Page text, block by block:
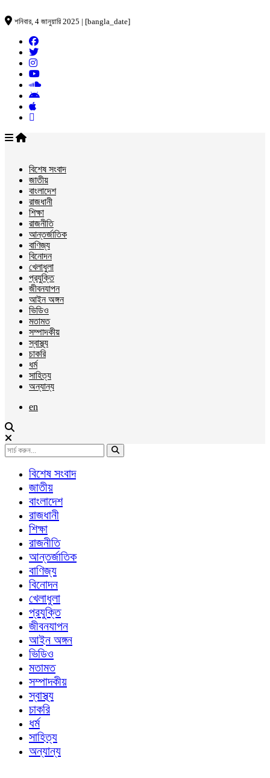
শনিবার, 4 জানুয়ারি 2025 | [bangla_date]
বিশেষ সংবাদ
জাতীয়
বাংলাদেশ
রাজধানী
শিক্ষা
রাজনীতি
আন্তর্জাতিক
বাণিজ্য
বিনোদন
খেলাধুলা
প্রযুক্তি
জীবনযাপন
আইন অঙ্গন
ভিডিও
মতামত
সম্পাদকীয়
স্বাস্থ্য
চাকরি
ধর্ম
সাহিত্য
অন্যান্য
en
বিশেষ সংবাদ
জাতীয়
বাংলাদেশ
রাজধানী
শিক্ষা
রাজনীতি
আন্তর্জাতিক
বাণিজ্য
বিনোদন
খেলাধুলা
প্রযুক্তি
জীবনযাপন
আইন অঙ্গন
ভিডিও
মতামত
সম্পাদকীয়
স্বাস্থ্য
চাকরি
ধর্ম
সাহিত্য
অন্যান্য